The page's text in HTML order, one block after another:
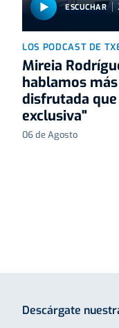
ESCUCHAR
LOS PODCAST DE
Mireia
hablamos
disfrutada
exclusiva"
06 de Agosto
Descárgate